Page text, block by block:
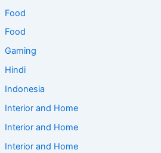
Food
Food
Gaming
Hindi
Indonesia
Interior and Home
Interior and Home
Interior and Home